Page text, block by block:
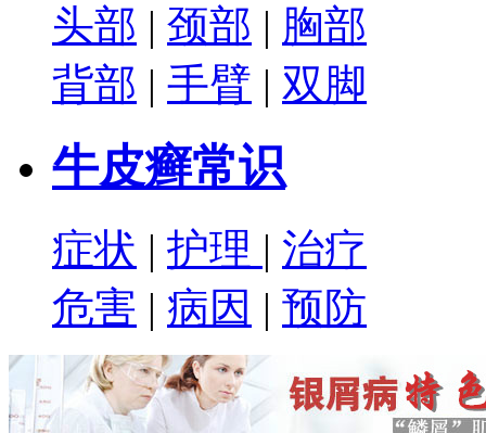
头部 | 颈部 | 胸部
背部 | 手臂 | 双脚
牛皮癣常识
症状 | 护理 | 治疗
危害 | 病因 | 预防